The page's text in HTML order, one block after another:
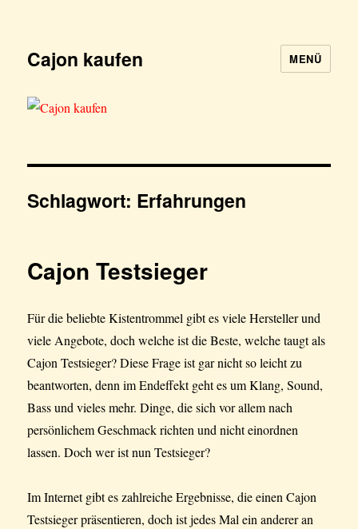
Cajon kaufen MENÜ
Schlagwort: Erfahrungen
Cajon Testsieger
Für die beliebte Kistentrommel gibt es viele Hersteller und
viele Angebote, doch welche ist die Beste, welche taugt als
Cajon Testsieger? Diese Frage ist gar nicht so leicht zu
beantworten, denn im Endeffekt geht es um Klang, Sound,
Bass und vieles mehr. Dinge, die sich vor allem nach
persönlichem Geschmack richten und nicht einordnen
lassen. Doch wer ist nun Testsieger?
Im Internet gibt es zahlreiche Ergebnisse, die einen Cajon
Testsieger präsentieren, doch ist jedes Mal ein anderer an